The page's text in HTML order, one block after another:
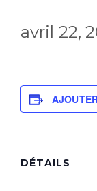
avril 22,
DÉTAILS